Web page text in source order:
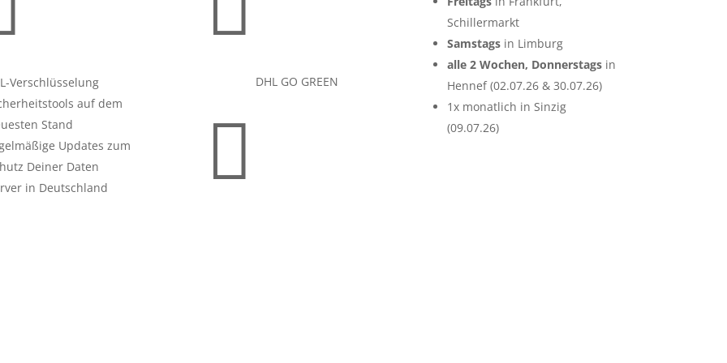
Verschlüsselung
auf dem
Stand
Updates zum
Deiner Daten
in Deutschland
DHL GO GREEN

Schillermarkt
Samstags in Limburg
alle 2 Wochen, Donnerstags in
Hennef (02.07.26 & 30.07.26)
1x monatlich in Sinzig
(09.07.26)